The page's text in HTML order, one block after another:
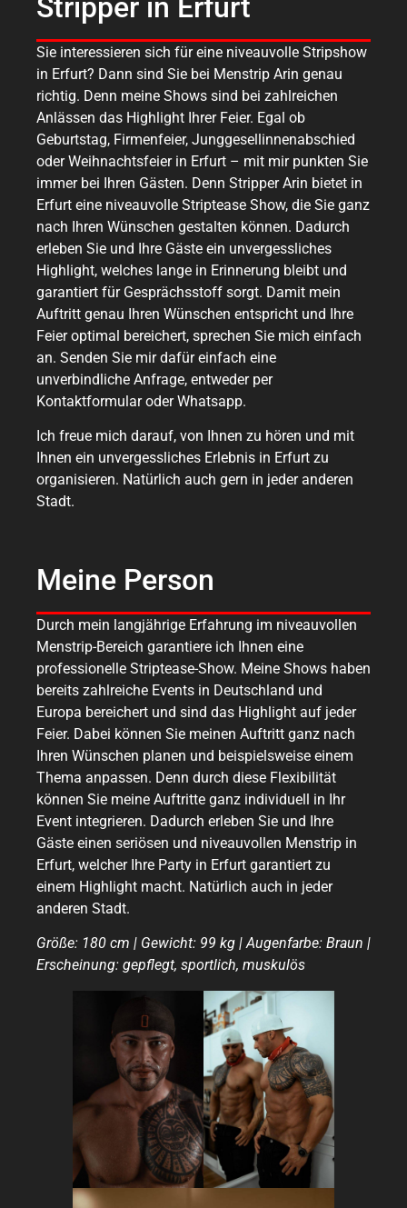
Stripper in Erfurt
Sie interessieren sich für eine niveauvolle Stripshow
in Erfurt? Dann sind Sie bei Menstrip Arin genau
richtig. Denn meine Shows sind bei zahlreichen
Anlässen das Highlight Ihrer Feier. Egal ob
Geburtstag, Firmenfeier, Junggesellinnenabschied
oder Weihnachtsfeier in Erfurt – mit mir punkten Sie
immer bei Ihren Gästen. Denn Stripper Arin bietet in
Erfurt eine niveauvolle Striptease Show, die Sie ganz
nach Ihren Wünschen gestalten können. Dadurch
erleben Sie und Ihre Gäste ein unvergessliches
Highlight, welches lange in Erinnerung bleibt und
garantiert für Gesprächsstoff sorgt. Damit mein
Auftritt genau Ihren Wünschen entspricht und Ihre
Feier optimal bereichert, sprechen Sie mich einfach
an. Senden Sie mir dafür einfach eine
unverbindliche Anfrage, entweder per
Kontaktformular oder Whatsapp.
Ich freue mich darauf, von Ihnen zu hören und mit
Ihnen ein unvergessliches Erlebnis in Erfurt zu
organisieren. Natürlich auch gern in jeder anderen
Stadt.
Meine Person
Durch mein langjährige Erfahrung im niveauvollen
Menstrip-Bereich garantiere ich Ihnen eine
professionelle Striptease-Show. Meine Shows haben
bereits zahlreiche Events in Deutschland und
Europa bereichert und sind das Highlight auf jeder
Feier. Dabei können Sie meinen Auftritt ganz nach
Ihren Wünschen planen und beispielsweise einem
Thema anpassen. Denn durch diese Flexibilität
können Sie meine Auftritte ganz individuell in Ihr
Event integrieren. Dadurch erleben Sie und Ihre
Gäste einen seriösen und niveauvollen Menstrip in
Erfurt, welcher Ihre Party in Erfurt garantiert zu
einem Highlight macht. Natürlich auch in jeder
anderen Stadt.
Größe: 180 cm | Gewicht: 99 kg | Augenfarbe: Braun |
Erscheinung: gepflegt, sportlich, muskulös